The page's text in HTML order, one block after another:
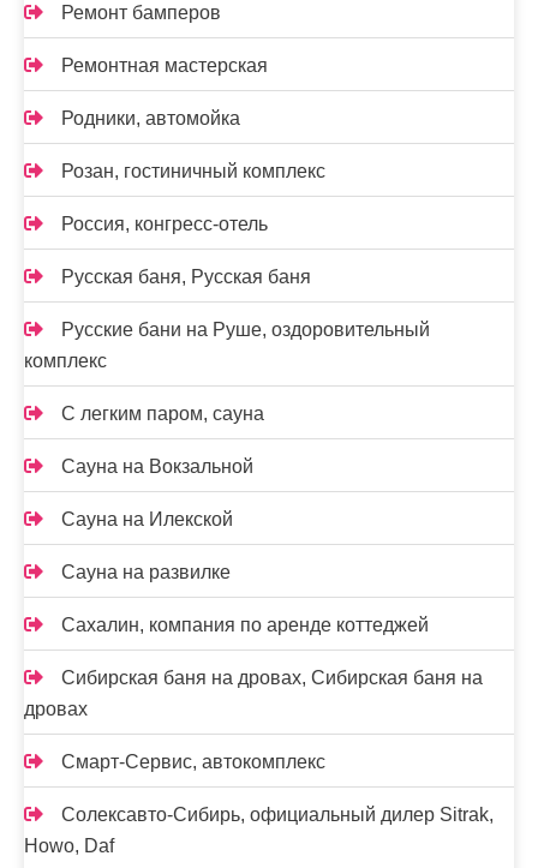
Ремонт бамперов
Ремонтная мастерская
Родники, автомойка
Розан, гостиничный комплекс
Россия, конгресс-отель
Русская баня, Русская баня
Русские бани на Руше, оздоровительный
комплекс
С легким паром, сауна
Сауна на Вокзальной
Сауна на Илекской
Сауна на развилке
Сахалин, компания по аренде коттеджей
Сибирская баня на дровах, Сибирская баня на
дровах
Смарт-Сервис, автокомплекс
Солексавто-Сибирь, официальный дилер Sitrak,
Howo, Daf